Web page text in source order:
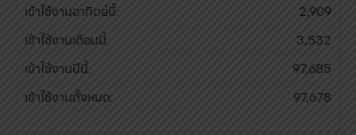
เข้าใช้งานอาทิตย์นี้:
2,909
เข้าใช้งานเดือนนี้:
3,532
เข้าใช้งานปีนี้:
97,685
เข้าใช้งานทั้งหมด:
97,678